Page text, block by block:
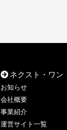
ネクスト・ワン
お知らせ
会社概要
事業紹介
運営サイト一覧